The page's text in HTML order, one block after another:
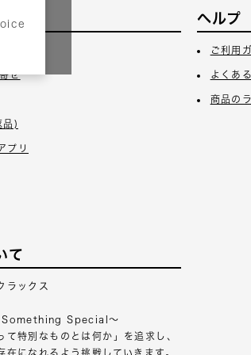
せ
品)
プリ
ヘルプ
ご利用
よくあ
商品の
て
ラックス
Special～
て特別なものとは何か」を追求し、
在になれるよう挑戦していきます。